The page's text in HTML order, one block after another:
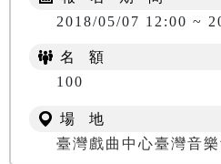
2018/05/07 12:00 ~
名 額
100
場 地
臺灣戲曲中心臺灣音